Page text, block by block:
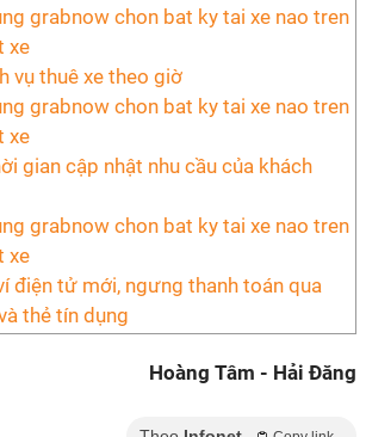
vụ thuê xe theo giờ
gian cập nhật nhu cầu của khách
điện tử mới, ngưng thanh toán qua
thẻ tín dụng
Hoàng Tâm - Hải Đăng